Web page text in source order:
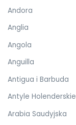
Andora
Anglia
Angola
Anguilla
Antigua i Barbuda
Antyle Holenderskie
Arabia Saudyjska